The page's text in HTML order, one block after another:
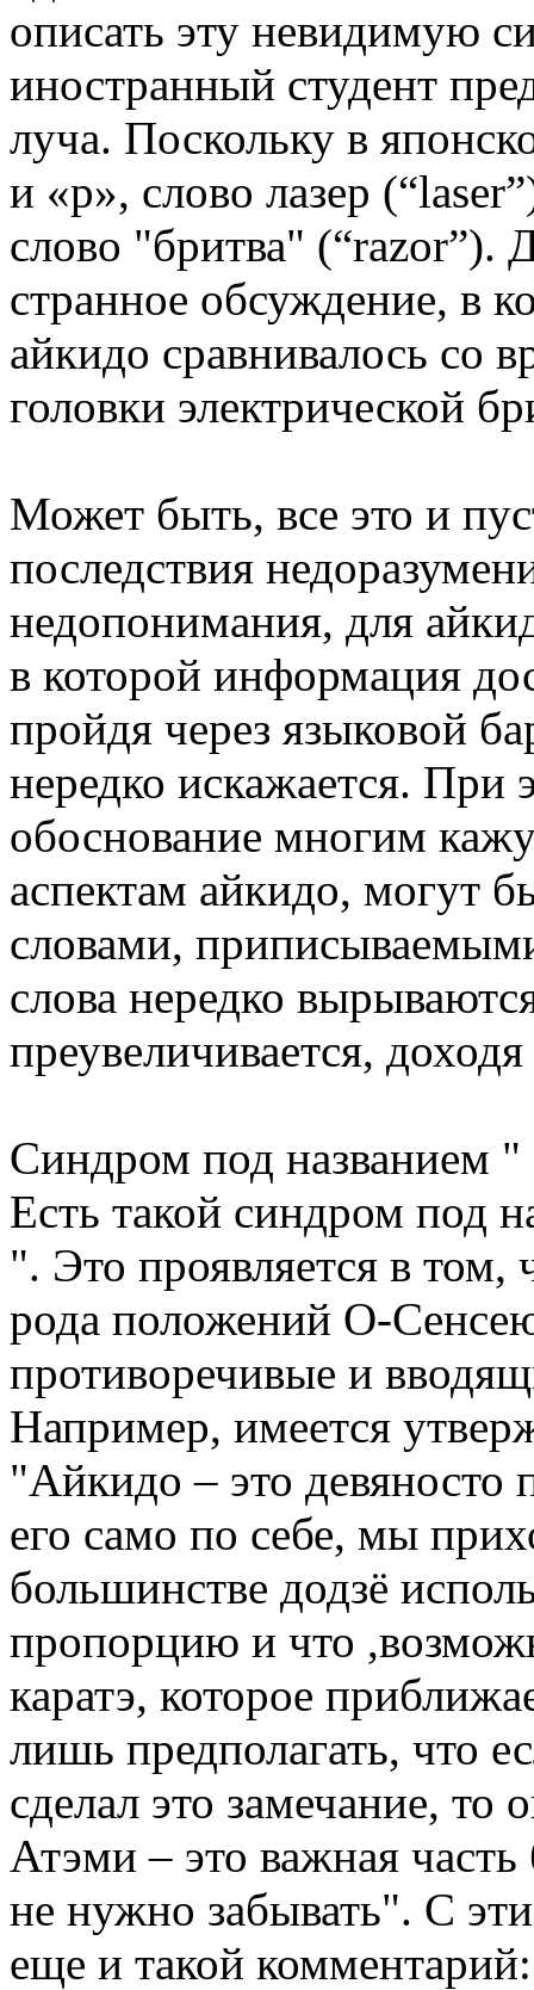
описать эту невидимую
иностранный студент
луча. Поскольку в
и «р», слово лазер
слово "бритва" (“razor”).
странное обсуждение, в
айкидо сравнивалось со
головки электрической
Может быть, все это и
последствия
недопонимания, для
в которой информация
пройдя через языковой
нередко искажается. При
обоснование многим
аспектам айкидо, могут
словами,
слова нередко
преувеличивается,
Синдром под названием "
Есть такой синдром под
". Это проявляется в том,
рода положений О-
противоречивые и
Например, имеется
"Айкидо – это девяносто
его само по себе, мы
большинстве додзё
пропорцию и что
каратэ, которое
лишь предполагать, что
сделал это замечание, то
Атэми – это важная
не нужно забывать". С
еще и такой